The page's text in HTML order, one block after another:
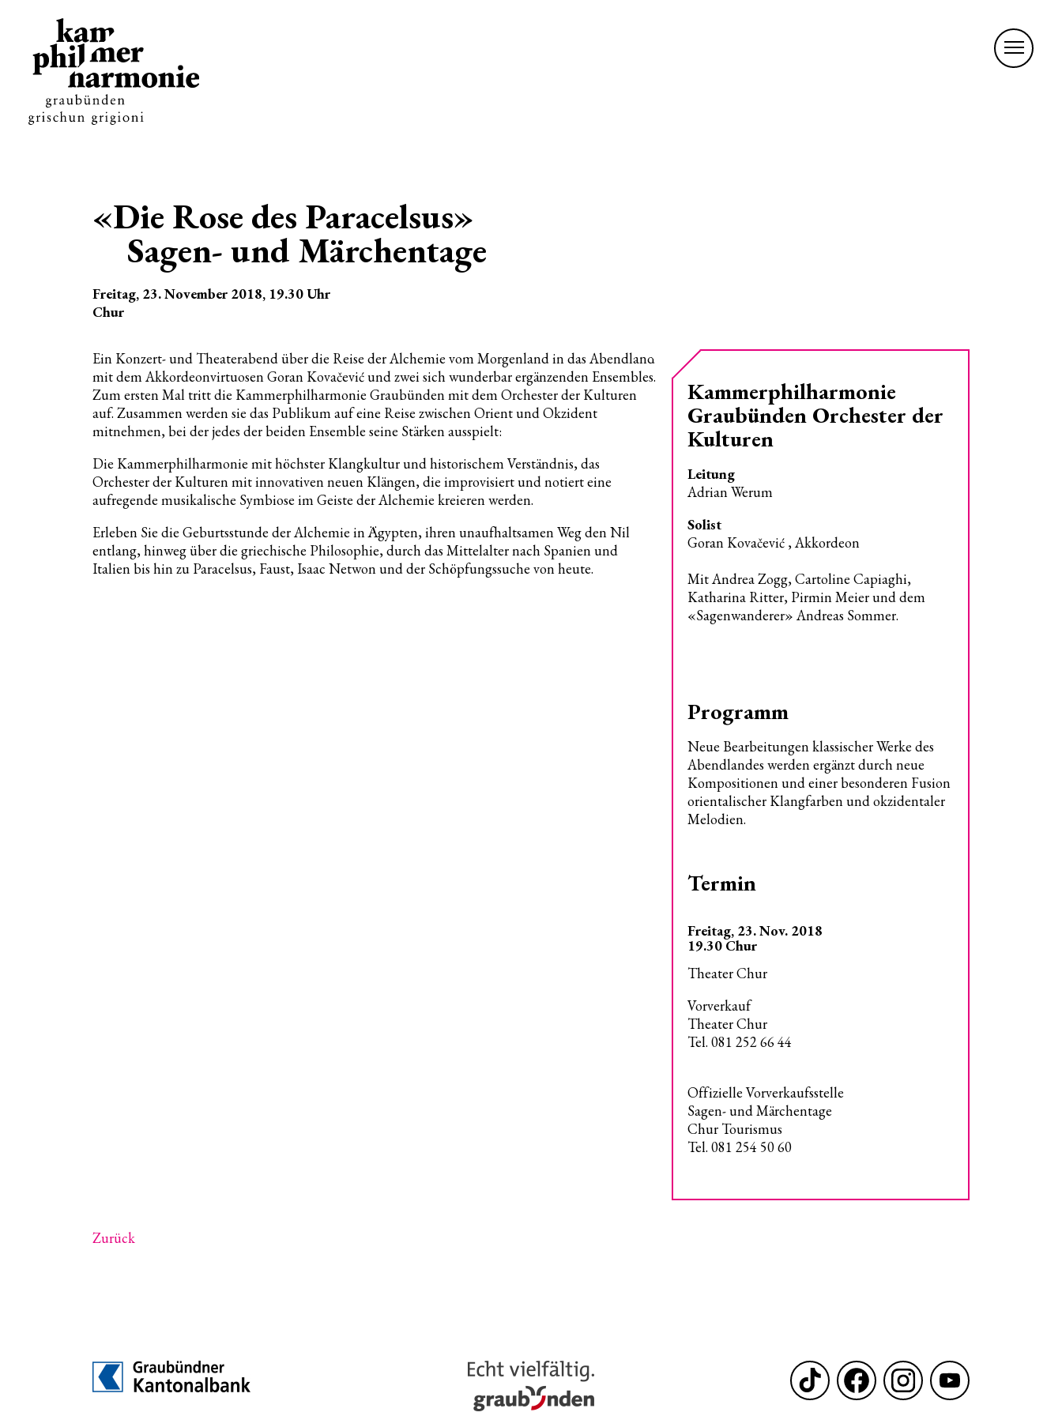
«Die Rose des Paracelsus»
Sagen- und Märchentage
Freitag, 23. November 2018, 19.30Uhr
Chur
Ein Konzert- und Theaterabend über die Reise der Alchemie vom Morgenland in das Abendland
mit dem Akkordeonvirtuosen Goran Kovačević und zwei sich wunderbar ergänzenden Ensembles.
Zum ersten Mal tritt die Kammerphilharmonie Graubünden mit dem Orchester der Kulturen
auf. Zusammen werden sie das Publikum auf eine Reise zwischen Orient und Okzident
mitnehmen, bei der jedes der beiden Ensemble seine Stärken ausspielt:
Die Kammerphilharmonie mit höchster Klangkultur und historischem Verständnis, das
Orchester der Kulturen mit innovativen neuen Klängen, die improvisiert und notiert eine
aufregende musikalische Symbiose im Geiste der Alchemie kreieren werden.
Erleben Sie die Geburtsstunde der Alchemie in Ägypten, ihren unaufhaltsamen Weg den Nil
entlang, hinweg über die griechische Philosophie, durch das Mittelalter nach Spanien und
Italien bis hin zu Paracelsus, Faust, Isaac Netwon und der Schöpfungssuche von heute.
Kammerphilharmonie
Graubünden Orchester der
Kulturen
Leitung
Adrian Werum
Solist
Goran Kovačević , Akkordeon
Mit Andrea Zogg, Cartoline Capiaghi,
Katharina Ritter, Pirmin Meier und dem
«Sagenwanderer» Andreas Sommer.
Programm
Neue Bearbeitungen klassischer Werke des
Abendlandes werden ergänzt durch neue
Kompositionen und einer besonderen Fusion
orientalischer Klangfarben und okzidentaler
Melodien.
Termin
Freitag, 23. Nov. 2018
19.30 Chur
Theater Chur
Vorverkauf
Theater Chur
Tel. 081 252 66 44
Offizielle Vorverkaufsstelle
Sagen- und Märchentage
Chur Tourismus
Tel. 081 254 50 60
Zurück